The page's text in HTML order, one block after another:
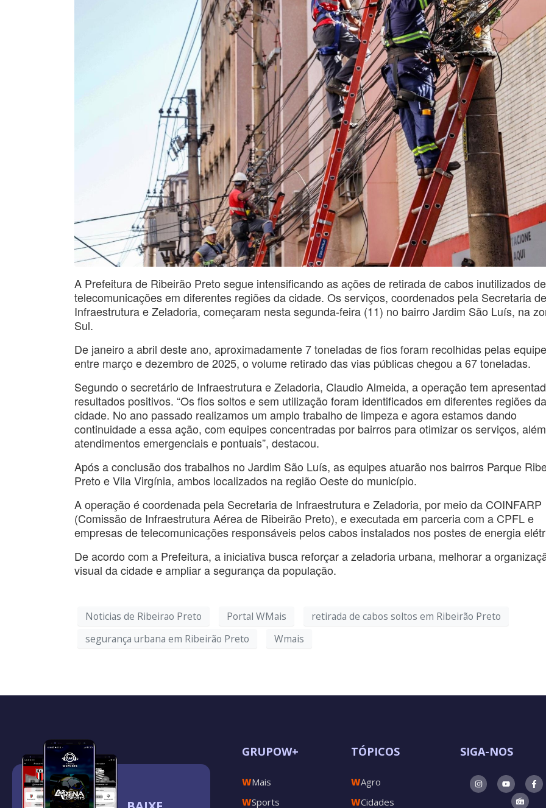
A Prefeitura de Ribeirão Preto segue intensificando as ações de retirada de cabos inutilizados de
telecomunicações em diferentes regiões da cidade. Os serviços, coordenados pela Secretaria de
Infraestrutura e Zeladoria, começaram nesta segunda-feira (11) no bairro Jardim São Luís, na
Sul.
De janeiro a abril deste ano, aproximadamente 7 toneladas de fios foram recolhidas pelas
entre março e dezembro de 2025, o volume retirado das vias públicas chegou a 67 toneladas.
Segundo o secretário de Infraestrutura e Zeladoria, Claudio Almeida, a operação tem
resultados positivos. “Os fios soltos e sem utilização foram identificados em diferentes regiões da
cidade. No ano passado realizamos um amplo trabalho de limpeza e agora estamos dando
continuidade a essa ação, com equipes concentradas por bairros para otimizar os serviços,
atendimentos emergenciais e pontuais”, destacou.
Após a conclusão dos trabalhos no Jardim São Luís, as equipes atuarão nos bairros Parque
Preto e Vila Virgínia, ambos localizados na região Oeste do município.
A operação é coordenada pela Secretaria de Infraestrutura e Zeladoria, por meio da COINFARP
(Comissão de Infraestrutura Aérea de Ribeirão Preto), e executada em parceria com a CPFL e
empresas de telecomunicações responsáveis pelos cabos instalados nos postes de energia
De acordo com a Prefeitura, a iniciativa busca reforçar a zeladoria urbana, melhorar a
visual da cidade e ampliar a segurança da população.
Noticias de Ribeirao Preto Portal WMais
retirada de cabos soltos em Ribeirão Preto
segurança urbana em Ribeirão Preto
Wmais
GRUPOW+
WMais
WSports
TÓPICOS
WAgro
WCidades
SIGA-NOS